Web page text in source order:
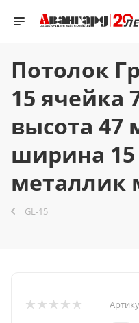
Потолок
15 ячейка
высота 47
ширина
металлик
GL-15